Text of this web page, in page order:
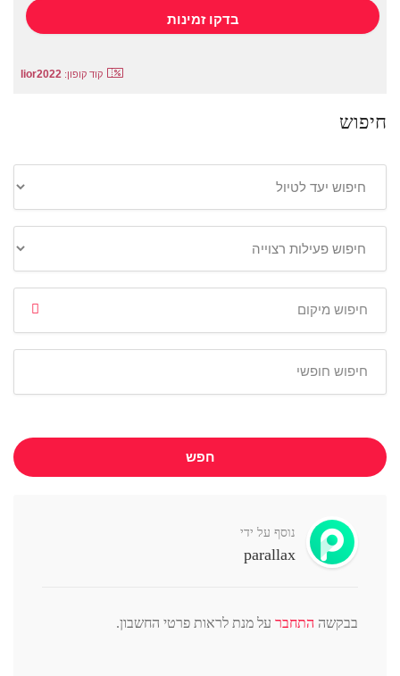
קוד קופון: lior2022
חיפוש
חפש
נוסף על ידי
parallax
בבקשה התחבר על מנת לראות פרטי החשבון.